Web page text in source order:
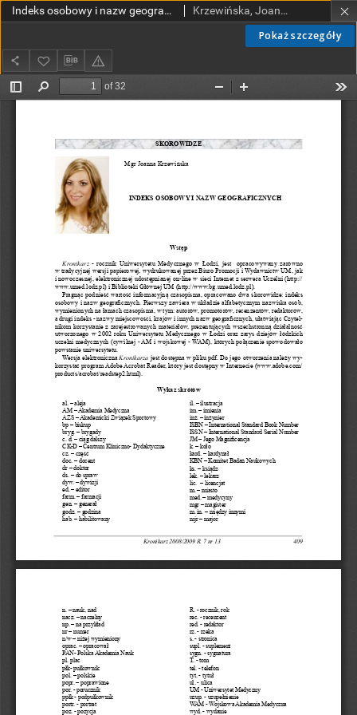
Pokaż szczegóły
Indeks osobowy i nazw geograficznych Krzewińska, Joanna